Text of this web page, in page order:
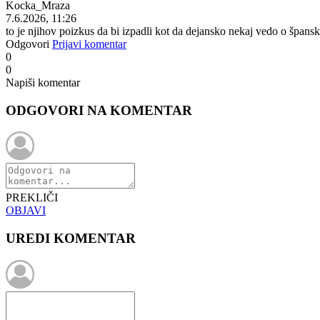
Kocka_Mraza
7.6.2026, 11:26
to je njihov poizkus da bi izpadli kot da dejansko nekaj vedo o
Odgovori Prijavi komentar
0
0
Napiši komentar
ODGOVORI NA KOMENTAR
PREKLIČI
OBJAVI
UREDI KOMENTAR